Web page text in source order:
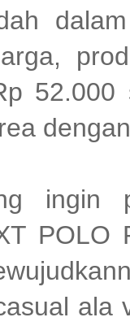
52.000
ingin
POLO
ala